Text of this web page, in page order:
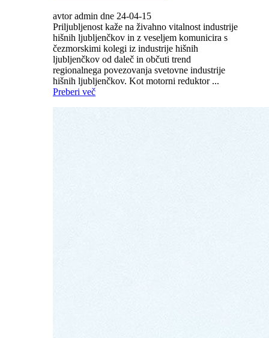
avtor admin dne 24-04-15
Priljubljenost kaže na živahno vitalnost industrije
hišnih ljubljenčkov in z veseljem komunicira s
čezmorskimi kolegi iz industrije hišnih
ljubljenčkov od daleč in občuti trend
regionalnega povezovanja svetovne industrije
hišnih ljubljenčkov. Kot motorni reduktor ...
Preberi več